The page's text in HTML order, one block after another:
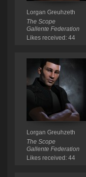
Lorgan Greuhzeth
The Scope
Gallente Federation
Likes received: 44
Lorgan Greuhzeth
The Scope
Gallente Federation
Likes received: 44